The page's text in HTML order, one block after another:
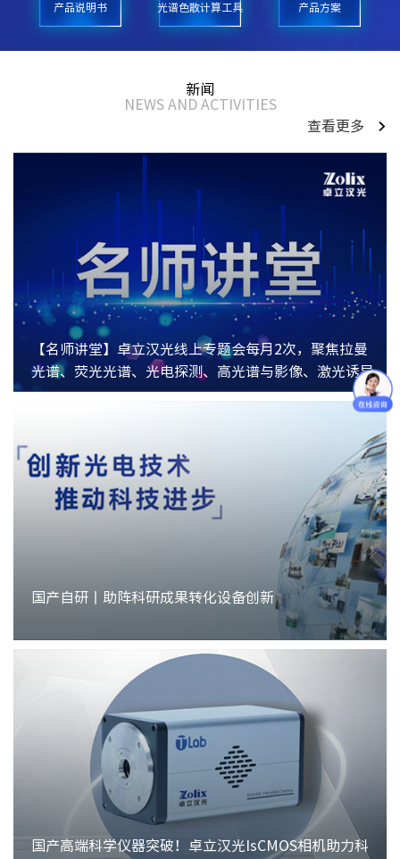
产品说明书 光谱色散计算工具 产品方案
新闻
NEWS AND ACTIVITIES
查看更多
【名师讲堂】卓立汉光线上专题会每月2次，聚焦拉曼
光谱、荧光光谱、光电探测、高光谱与影像、激光诱导
国产自研丨助阵科研成果转化设备创新
国产高端科学仪器突破！卓立汉光IsCMOS相机助力科